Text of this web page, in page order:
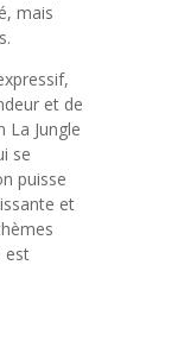
mais
et de
La Jungle
se
puisse
et
est